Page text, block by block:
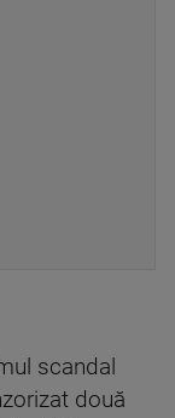
scandal
două